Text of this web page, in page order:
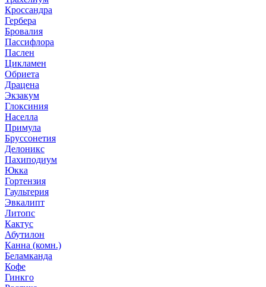
Кроссандра
Гербера
Бровалия
Пассифлора
Паслен
Цикламен
Обриета
Драцена
Экзакум
Глоксиния
Населла
Примула
Бруссонетия
Делоникс
Пахиподиум
Юкка
Гортензия
Гаультерия
Эвкалипт
Литопс
Кактус
Абутилон
Канна (комн.)
Беламканда
Кофе
Гинкго